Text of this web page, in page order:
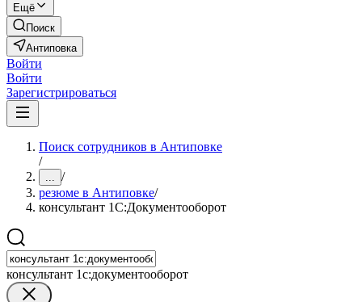
Ещё
Поиск
Антиповка
Войти
Войти
Зарегистрироваться
Поиск сотрудников в Антиповке
/
... /
резюме в Антиповке/
консультант 1С:Документооборот
консультант 1с:документооборот